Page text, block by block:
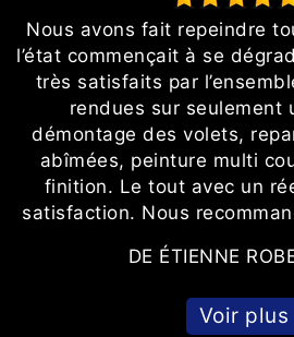
Nous avons fait repeindre
l’état commençait à se
très satisfaits par
rendues sur seulement
démontage des volets,
abîmées, peinture multi
finition. Le tout avec un
satisfaction. Nous
DE ÉTIENNE
Voir plus